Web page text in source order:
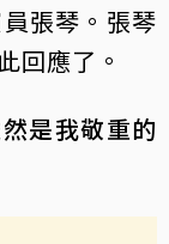
張琴。張琴
回應了。
然是我敬重的